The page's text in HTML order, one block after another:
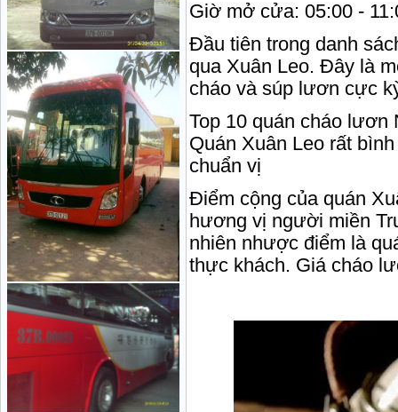
Giờ mở cửa: 05:00 -
Đầu tiên trong danh
qua Xuân Leo. Đây là
cháo và súp lươn cực
Top 10 quán cháo lươn
Quán Xuân Leo rất
chuẩn vị
Điểm cộng của quán
hương vị người miền
nhiên nhược điểm là
thực khách. Giá cháo